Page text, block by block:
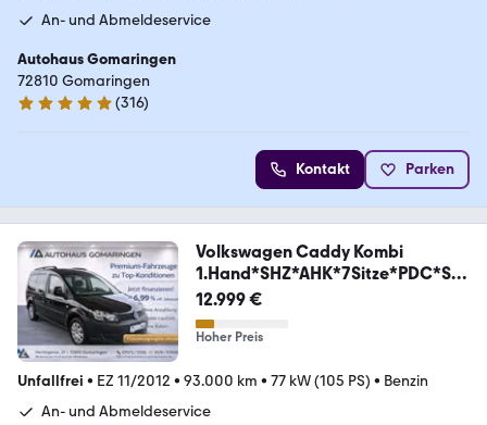
An- und Abmeldeservice
Autohaus Gomaringen
72810 Gomaringen
4.9 Sterne
(316)
Kontakt Parken
Volkswagen Caddy Kombi
1.Hand*SHZ*AHK*7Sitze*PDC*Sc
heckheft
12.999 €
Hoher Preis
Unfallfrei • EZ 11/2012 • 93.000 km • 77 kW (105 PS) • Benzin
An- und Abmeldeservice